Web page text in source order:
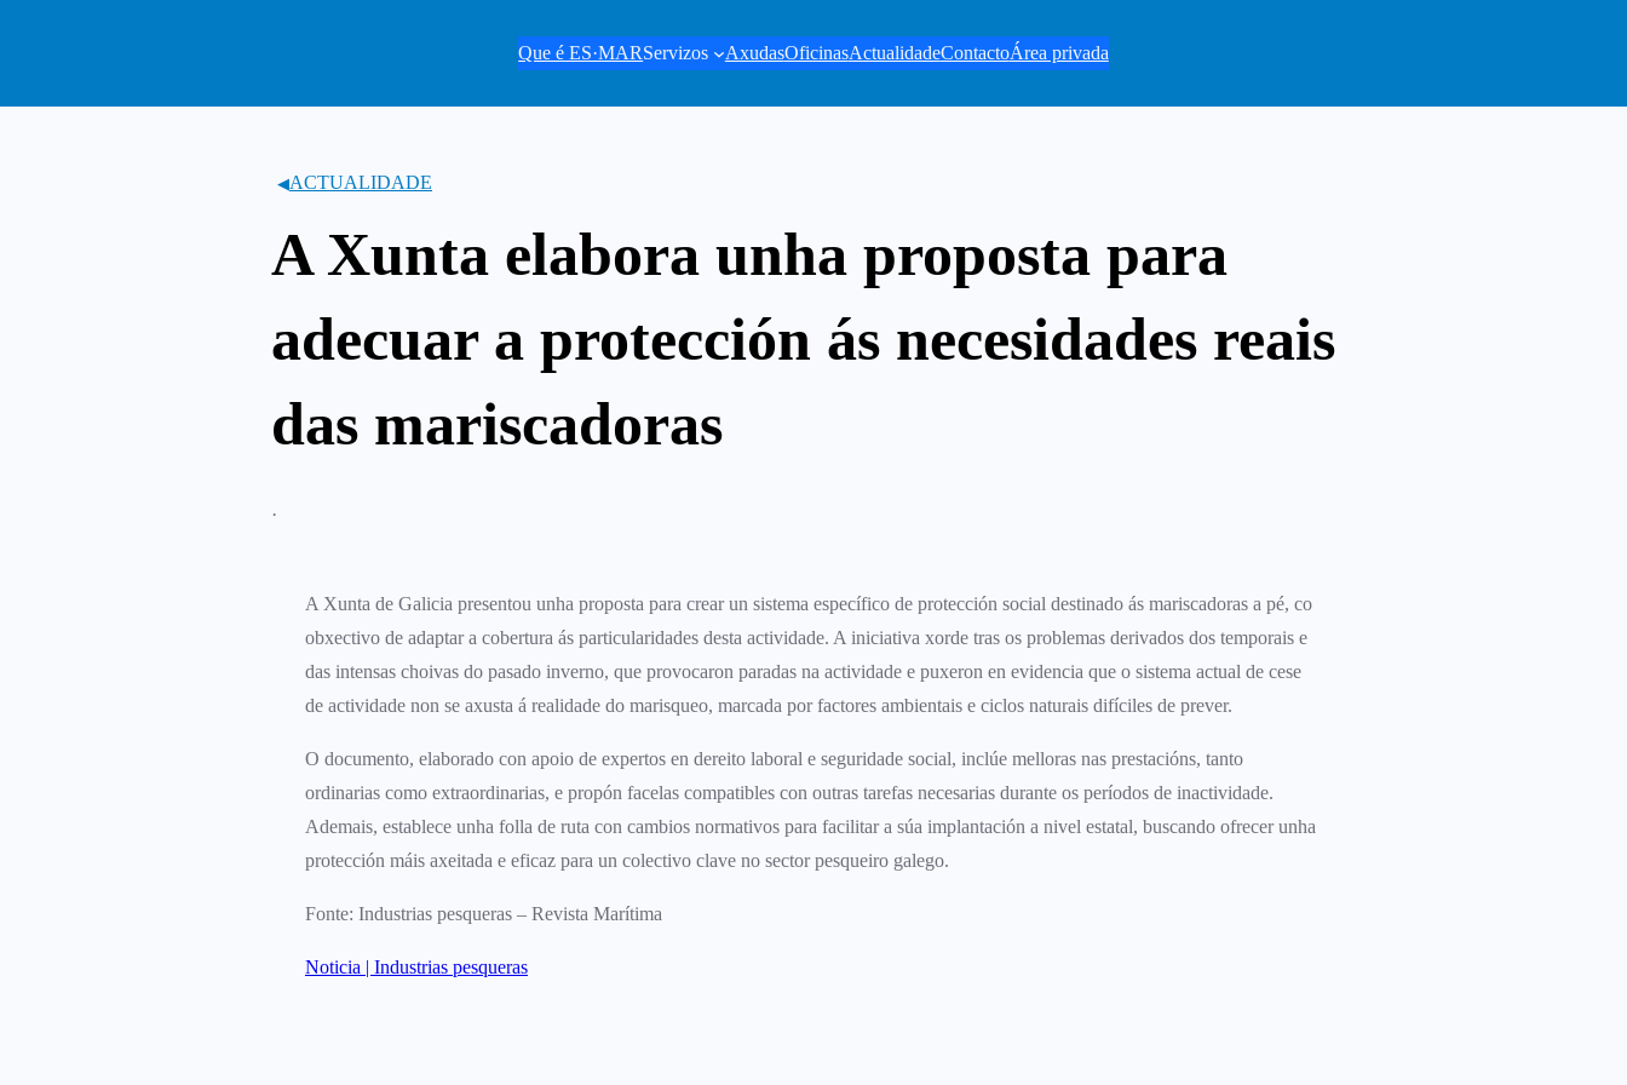
Que é ES·MARServizos AxudasOficinasActualidadeContactoÁrea privada
ACTUALIDADE
A Xunta elabora unha proposta para
adecuar a protección ás necesidades reais
das mariscadoras
·
A Xunta de Galicia presentou unha proposta para crear un sistema específico de protección social destinado ás mariscadoras a pé, co
obxectivo de adaptar a cobertura ás particularidades desta actividade. A iniciativa xorde tras os problemas derivados dos temporais e
das intensas choivas do pasado inverno, que provocaron paradas na actividade e puxeron en evidencia que o sistema actual de cese
de actividade non se axusta á realidade do marisqueo, marcada por factores ambientais e ciclos naturais difíciles de prever.
O documento, elaborado con apoio de expertos en dereito laboral e seguridade social, inclúe melloras nas prestacións, tanto
ordinarias como extraordinarias, e propón facelas compatibles con outras tarefas necesarias durante os períodos de inactividade.
Ademais, establece unha folla de ruta con cambios normativos para facilitar a súa implantación a nivel estatal, buscando ofrecer unha
protección máis axeitada e eficaz para un colectivo clave no sector pesqueiro galego.
Fonte: Industrias pesqueras – Revista Marítima
Noticia | Industrias pesqueras